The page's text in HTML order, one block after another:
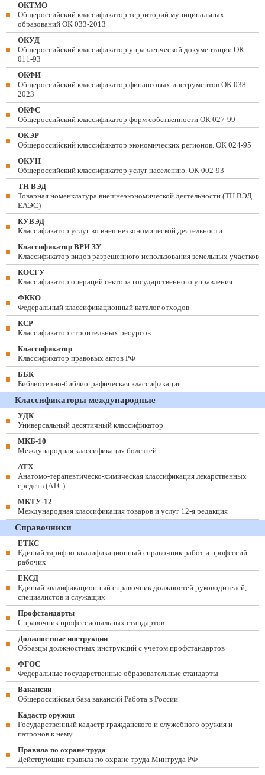
ОКТМО
Общероссийский классификатор территорий муниципальных
образований ОК 033-2013
ОКУД
Общероссийский классификатор управленческой документации ОК
011-93
ОКФИ
Общероссийский классификатор финансовых инструментов OK 038-
2023
ОКФС
Общероссийский классификатор форм собственности ОК 027-99
ОКЭР
Общероссийский классификатор экономических регионов. ОК 024-95
ОКУН
Общероссийский классификатор услуг населению. ОК 002-93
ТН ВЭД
Товарная номенклатура внешнеэкономической деятельности (ТН ВЭД
ЕАЭС)
КУВЭД
Классификатор услуг во внешнеэкономической деятельности
Классификатор ВРИ ЗУ
Классификатор видов разрешенного использования земельных участков
КОСГУ
Классификатор операций сектора государственного управления
ФККО
Федеральный классификационный каталог отходов
КСР
Классификатор строительных ресурсов
Классификатор
Классификатор правовых актов РФ
ББК
Библиотечно-библиографическая классификация
Классификаторы международные
УДК
Универсальный десятичный классификатор
МКБ-10
Международная классификация болезней
АТХ
Анатомо-терапевтическо-химическая классификация лекарственных
средств (ATC)
МКТУ-12
Международная классификация товаров и услуг 12-я редакция
Справочники
ЕТКС
Единый тарифно-квалификационный справочник работ и профессий
рабочих
ЕКСД
Единый квалификационный справочник должностей руководителей,
специалистов и служащих
Профстандарты
Справочник профессиональных стандартов
Должностные инструкции
Образцы должностных инструкций с учетом профстандартов
ФГОС
Федеральные государственные образовательные стандарты
Вакансии
Общероссийская база вакансий Работа в России
Кадастр оружия
Государственный кадастр гражданского и служебного оружия и
патронов к нему
Правила по охране труда
Действующие правила по охране труда Минтруда РФ